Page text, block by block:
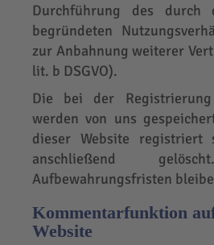
Durchführung des durch
begründeten
zur Anbahnung weiterer
lit. b DSGVO).
Die bei der
werden von uns
dieser Website registriert
anschließend
Aufbewahrungsfristen
Kommentarfunktion
Website